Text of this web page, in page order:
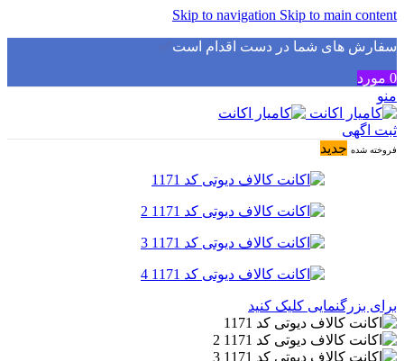
Skip to navigation Skip to main content
سفارش های شما در دست اقدام است✅
0 مورد
منو
ثبت اگهی
فروخته شده جدید
برای بزرگنمایی کلیک کنید